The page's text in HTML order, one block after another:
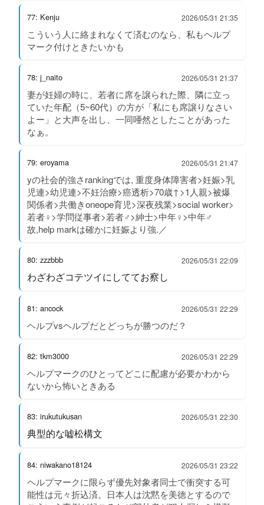
77: Kenju 2026/05/31 21:35
こういう人に絡まれなくて済むのなら、私もヘルプ
マーク付けときたいかも
78: j_naito 2026/05/31 21:37
妻が妊婦の時に、若者に席を譲られた際、隣に立っ
ていた年配（5~60代）の方が「私にも席譲りなさい
よー」と大声を出し、一同唖然としたことがあった
なぁ。
79: eroyama 2026/05/31 21:47
yの社会的強さrankingでは, 重度身体障害者>妊娠>乳
児連>幼児連>不妊治療>癌透析>70歳↑>1人親>被爆
関係者>共働きoneope育児>深夜残業>social worker>
若者♀>学問従事者>若者♂>紳士>中年♀>中年♂
故,help markは確かに妊娠より強.／
80: zzzbbb 2026/05/31 22:09
わざわざコテツイにしててお察し
81: ancock 2026/05/31 22:29
ヘルプvsヘルプだとどっちが勝つのだ？
82: tkm3000 2026/05/31 22:29
ヘルプマークのひとってどこに配慮が必要かわから
ないから怖いときある
83: irukutukusan 2026/05/31 22:30
典型的な嘘松構文
84: niwakano18124 2026/05/31 23:22
ヘルプマークに限らず優先対象者同士で衝突する可
能性は元々折込済。日本人は沈黙を美徳とするので